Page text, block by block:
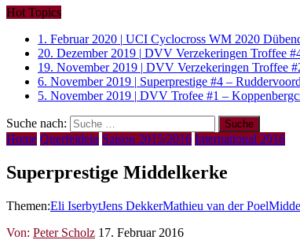
Hot Topics
1. Februar 2020 | UCI Cyclocross WM 2020
20. Dezember 2019 | DVV Verzekeringen Troffee
19. November 2019 | DVV Verzekeringen Troffee
6. November 2019 | Superprestige #4 –
5. November 2019 | DVV Trofee #1 –
Suche nach:
Home Querfeldein Saison 2015/2016 International 2016
Superprestige Middelkerke
Themen:Eli IserbytJens DekkerMathieu van der Poel
Von: Peter Scholz 17. Februar 2016